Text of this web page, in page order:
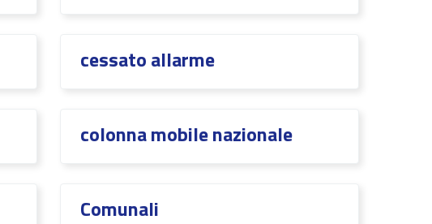
cessato allarme
colonna mobile nazionale
Comunali